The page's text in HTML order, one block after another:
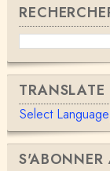
TRANSLATE
Select Language
S'ABONNER